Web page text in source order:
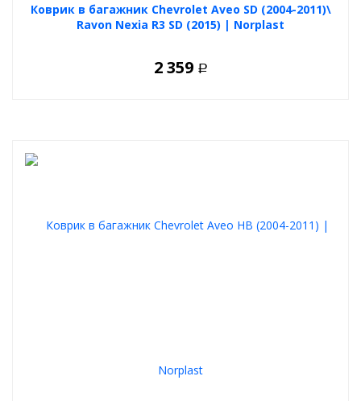
Коврик в багажник Chevrolet Aveo SD (2004-2011)\
Ravon Nexia R3 SD (2015) | Norplast
2 359 Р